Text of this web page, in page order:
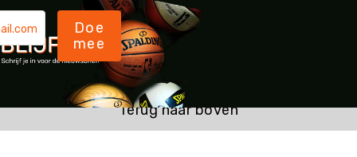
de
Boules
KanJam
Kin-
Ball
&
Omnikin®
Doe
mee
Terug naar boven